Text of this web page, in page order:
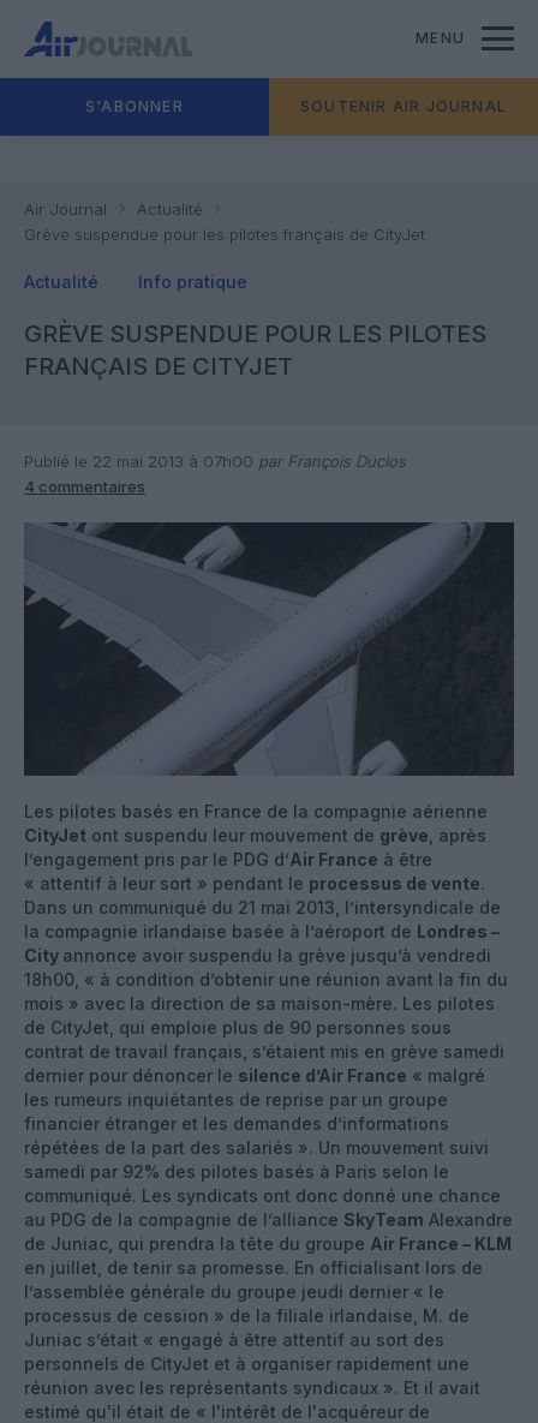
MENU
S'ABONNER SOUTENIR AIR JOURNAL
Air Journal
Actualité
Grève suspendue pour les pilotes français de CityJet
Actualité Info pratique
GRÈVE SUSPENDUE POUR LES PILOTES
FRANÇAIS DE CITYJET
Publié le 22 mai 2013 à 07h00 par François Duclos
4 commentaires
Les pilotes basés en France de la compagnie aérienne
CityJet ont suspendu leur mouvement de grève , après
l’engagement pris par le PDG d’Air France à être
« attentif à leur sort » pendant le processus de vente.
Dans un communiqué du 21 mai 2013, l’intersyndicale de
la compagnie irlandaise basée à l’aéroport de Londres –
City annonce avoir suspendu la grève jusqu’à vendredi
18h00, « à condition d’obtenir une réunion avant la fin du
mois » avec la direction de sa maison-mère. Les pilotes
de CityJet, qui emploie plus de 90 personnes sous
contrat de travail français, s’étaient mis en grève samedi
dernier pour dénoncer le silence d’Air France « malgré
les rumeurs inquiétantes de reprise par un groupe
financier étranger et les demandes d’informations
répétées de la part des salariés ». Un mouvement suivi
samedi par 92% des pilotes basés à Paris selon le
communiqué. Les syndicats ont donc donné une chance
au PDG de la compagnie de l’alliance SkyTeam Alexandre
de Juniac, qui prendra la tête du groupe Air France – KLM
en juillet, de tenir sa promesse. En officialisant lors de
l’assemblée générale du groupe jeudi dernier « le
processus de cession » de la filiale irlandaise, M. de
Juniac s’était « engagé à être attentif au sort des
personnels de CityJet et à organiser rapidement une
réunion avec les représentants syndicaux ». Et il avait
estimé qu'il était de « l'intérêt de l'acquéreur de